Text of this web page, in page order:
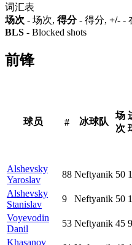
词汇表
场次 - 场次, 得分- 得分, +/- -
BLS - Blocked shots
前锋
球员 # 冰球队
场
次
Alshevsky
Yaroslav
88 Neftyanik 50
Alshevsky
Stanislav
9 Neftyanik 50
Voyevodin
Danil
53 Neftyanik 45 9
Khasanov